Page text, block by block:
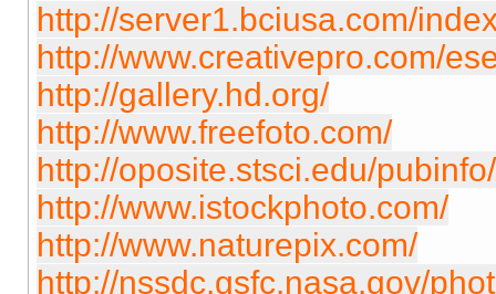
http://server1.bciusa.com/
http://www.creativepro.com/
http://gallery.hd.org/
http://www.freefoto.com/
http://oposite.stsci.edu/
http://www.istockphoto.com/
http://www.naturepix.com/
http://nssdc.gsfc.nasa.gov/